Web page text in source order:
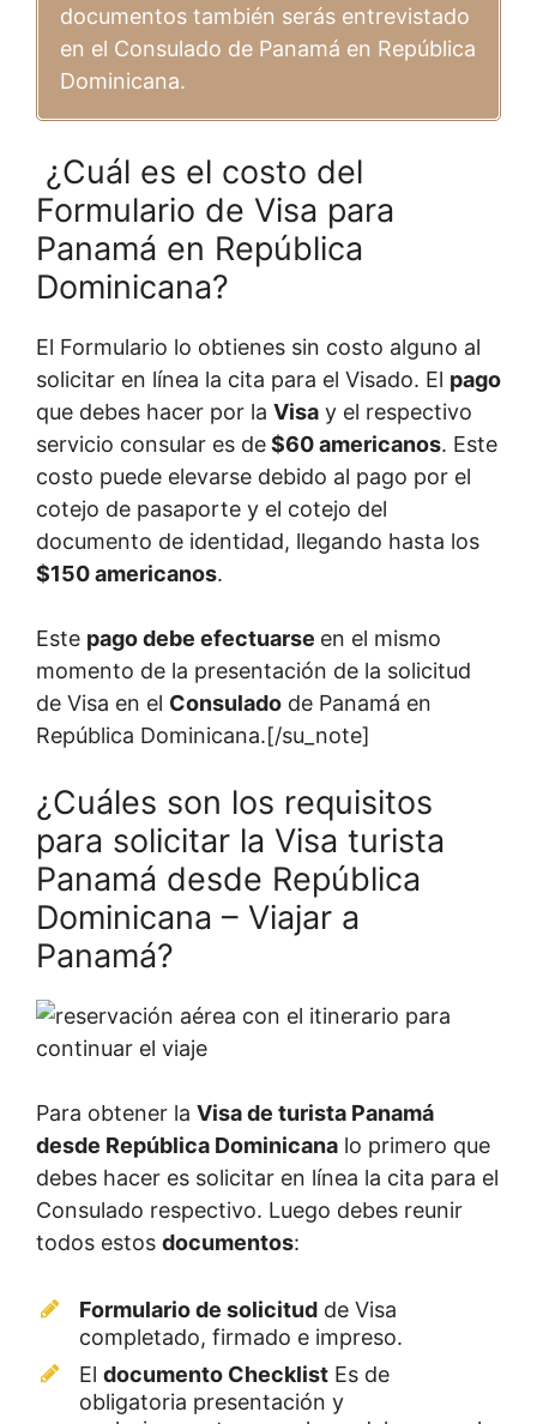
documentos también serás entrevistado
en el Consulado de Panamá en República
Dominicana.
¿Cuál es el costo del
Formulario de Visa para
Panamá en República
Dominicana?
El Formulario lo obtienes sin costo alguno al
solicitar en línea la cita para el Visado. El pago
que debes hacer por la Visa y el respectivo
servicio consular es de$60 americanos. Este
costo puede elevarse debido al pago por el
cotejo de pasaporte y el cotejo del
documento de identidad, llegando hasta los
$150 americanos.
Este pago debe efectuarse en el mismo
momento de la presentación de la solicitud
de Visa en el Consulado de Panamá en
República Dominicana.[/su_note]
¿Cuáles son los requisitos
para solicitar la Visa turista
Panamá desde República
Dominicana – Viajar a
Panamá?
Para obtener la Visa de turista Panamá
desde República Dominicana lo primero que
debes hacer es solicitar en línea la cita para el
Consulado respectivo. Luego debes reunir
todos estos documentos:
Formulario de solicitud de Visa
completado, firmado e impreso.
El documento Checklist Es de
obligatoria presentación y